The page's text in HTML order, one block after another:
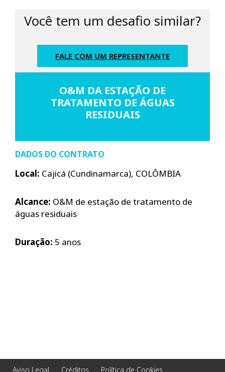
Você tem um desafio similar?
FALE COM UM REPRESENTANTE
O&M DA ESTAÇÃO DE
TRATAMENTO DE ÁGUAS
RESIDUAIS
DADOS DO CONTRATO
Local: Cajicá (Cundinamarca), COLÔMBIA
Alcance: O&M de estação de tratamento de
águas residuais
Duração: 5 anos
Aviso Legal Créditos Política de Cookies